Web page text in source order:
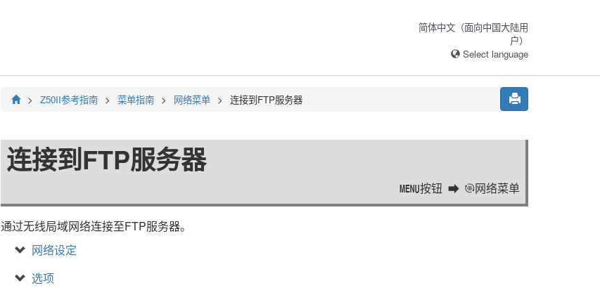
简体中文（面向中国大陆用
户）
Select language
Z50II参考指南 菜单指南 网络菜单 连接到FTP服务器
连接到FTP服务器
G按钮 a网络菜单
通过无线局域网络连接至FTP服务器。
网络设定
选项